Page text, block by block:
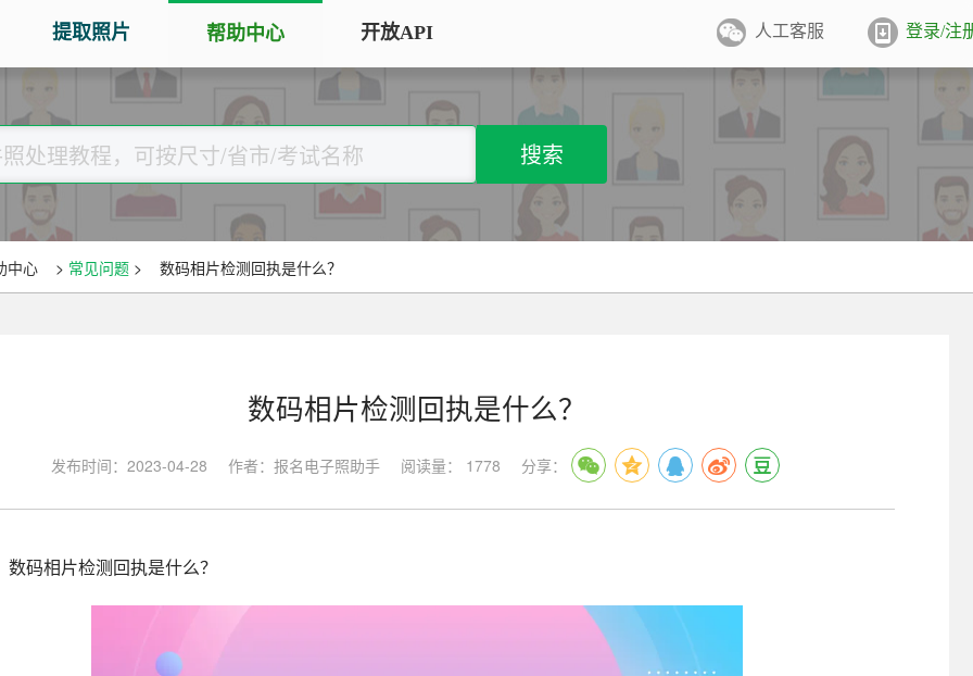
务专区
大学生毕业照采集
图像采集办理 | 相似度提升
广东省居民身份证照片回执
专属小程序 |个人版|机构版
证件照采集系统
大学生毕业图像采集系统
手机拍照扫描仪
手机秒变随身扫描仪，拍照矫正优
化一键搞定
图片改分辨率（DPI/PPI）
改变图片大小
将彩色图片转换为黑白、灰度，模
证件照排版
将单张证件照排版至5寸/6寸相纸，
常用文档纸张尺寸
提取照片 帮助中心 开放API 人工客服 登录/注
搜索
中心 > 常见问题 > 数码相片检测回执是什么？
数码相片检测回执是什么？
发布时间：2023-04-28 作者：报名电子照助手 阅读量： 1778 分享：
数码相片检测回执是什么？